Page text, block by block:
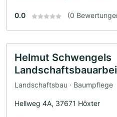
0.0 (0
Helmut Schwengels
Landschaftsbau · Baumpflege
Hellweg 4A, 37671 Höxter